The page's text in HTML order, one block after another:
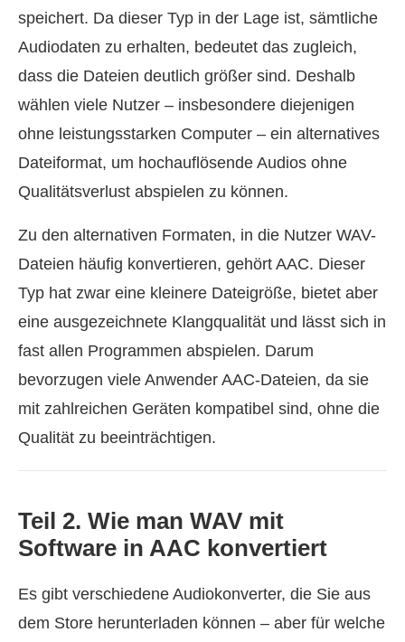
speichert. Da dieser Typ in der Lage ist, sämtliche
Audiodaten zu erhalten, bedeutet das zugleich,
dass die Dateien deutlich größer sind. Deshalb
wählen viele Nutzer – insbesondere diejenigen
ohne leistungsstarken Computer – ein alternatives
Dateiformat, um hochauflösende Audios ohne
Qualitätsverlust abspielen zu können.
Zu den alternativen Formaten, in die Nutzer WAV-
Dateien häufig konvertieren, gehört AAC. Dieser
Typ hat zwar eine kleinere Dateigröße, bietet aber
eine ausgezeichnete Klangqualität und lässt sich in
fast allen Programmen abspielen. Darum
bevorzugen viele Anwender AAC‑Dateien, da sie
mit zahlreichen Geräten kompatibel sind, ohne die
Qualität zu beeinträchtigen.
Teil 2. Wie man WAV mit
Software in AAC konvertiert
Es gibt verschiedene Audiokonverter, die Sie aus
dem Store herunterladen können – aber für welche